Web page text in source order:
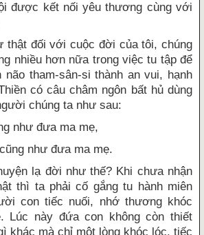
được kết nối yêu thương cùng với
đối với cuộc đời của tôi, chúng
nhiều hơn nữa trong việc tu tập để
não tham-sân-si thành an vui, hạnh
có câu châm ngôn bất hủ dùng
chúng ta như sau:
như đưa ma mẹ,
như đưa ma mẹ.
lạ đời như thế? Khi chưa nhận
thì ta phải cố gắng tu hành miên
con tiếc nuối, nhớ thương khóc
Lúc này đứa con không còn thiết
khác mà chỉ một lòng khóc lóc, tiếc